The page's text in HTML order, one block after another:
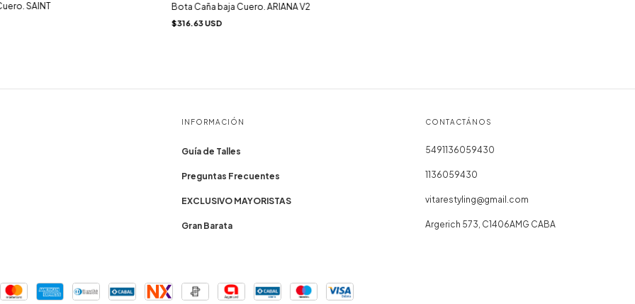
SAINT Bota Caña baja Cuero. ARIANA V2
$316.63 USD
INFORMACIÓN
Guía de Talles
Preguntas Frecuentes
EXCLUSIVO MAYORISTAS
Gran Barata
CONTACTÁNOS
5491136059430
1136059430
vitarestyling@gmail.com
Argerich 573, C1406AMG CABA